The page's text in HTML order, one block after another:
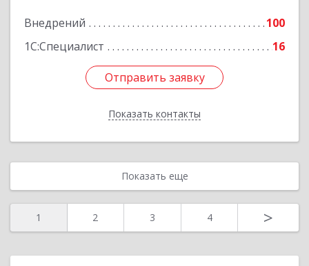
Внедрений
100
1С:Специалист
16
Отправить заявку
Показать контакты
Отправить заявку
Назад
Показать еще
1 2 3 4 >